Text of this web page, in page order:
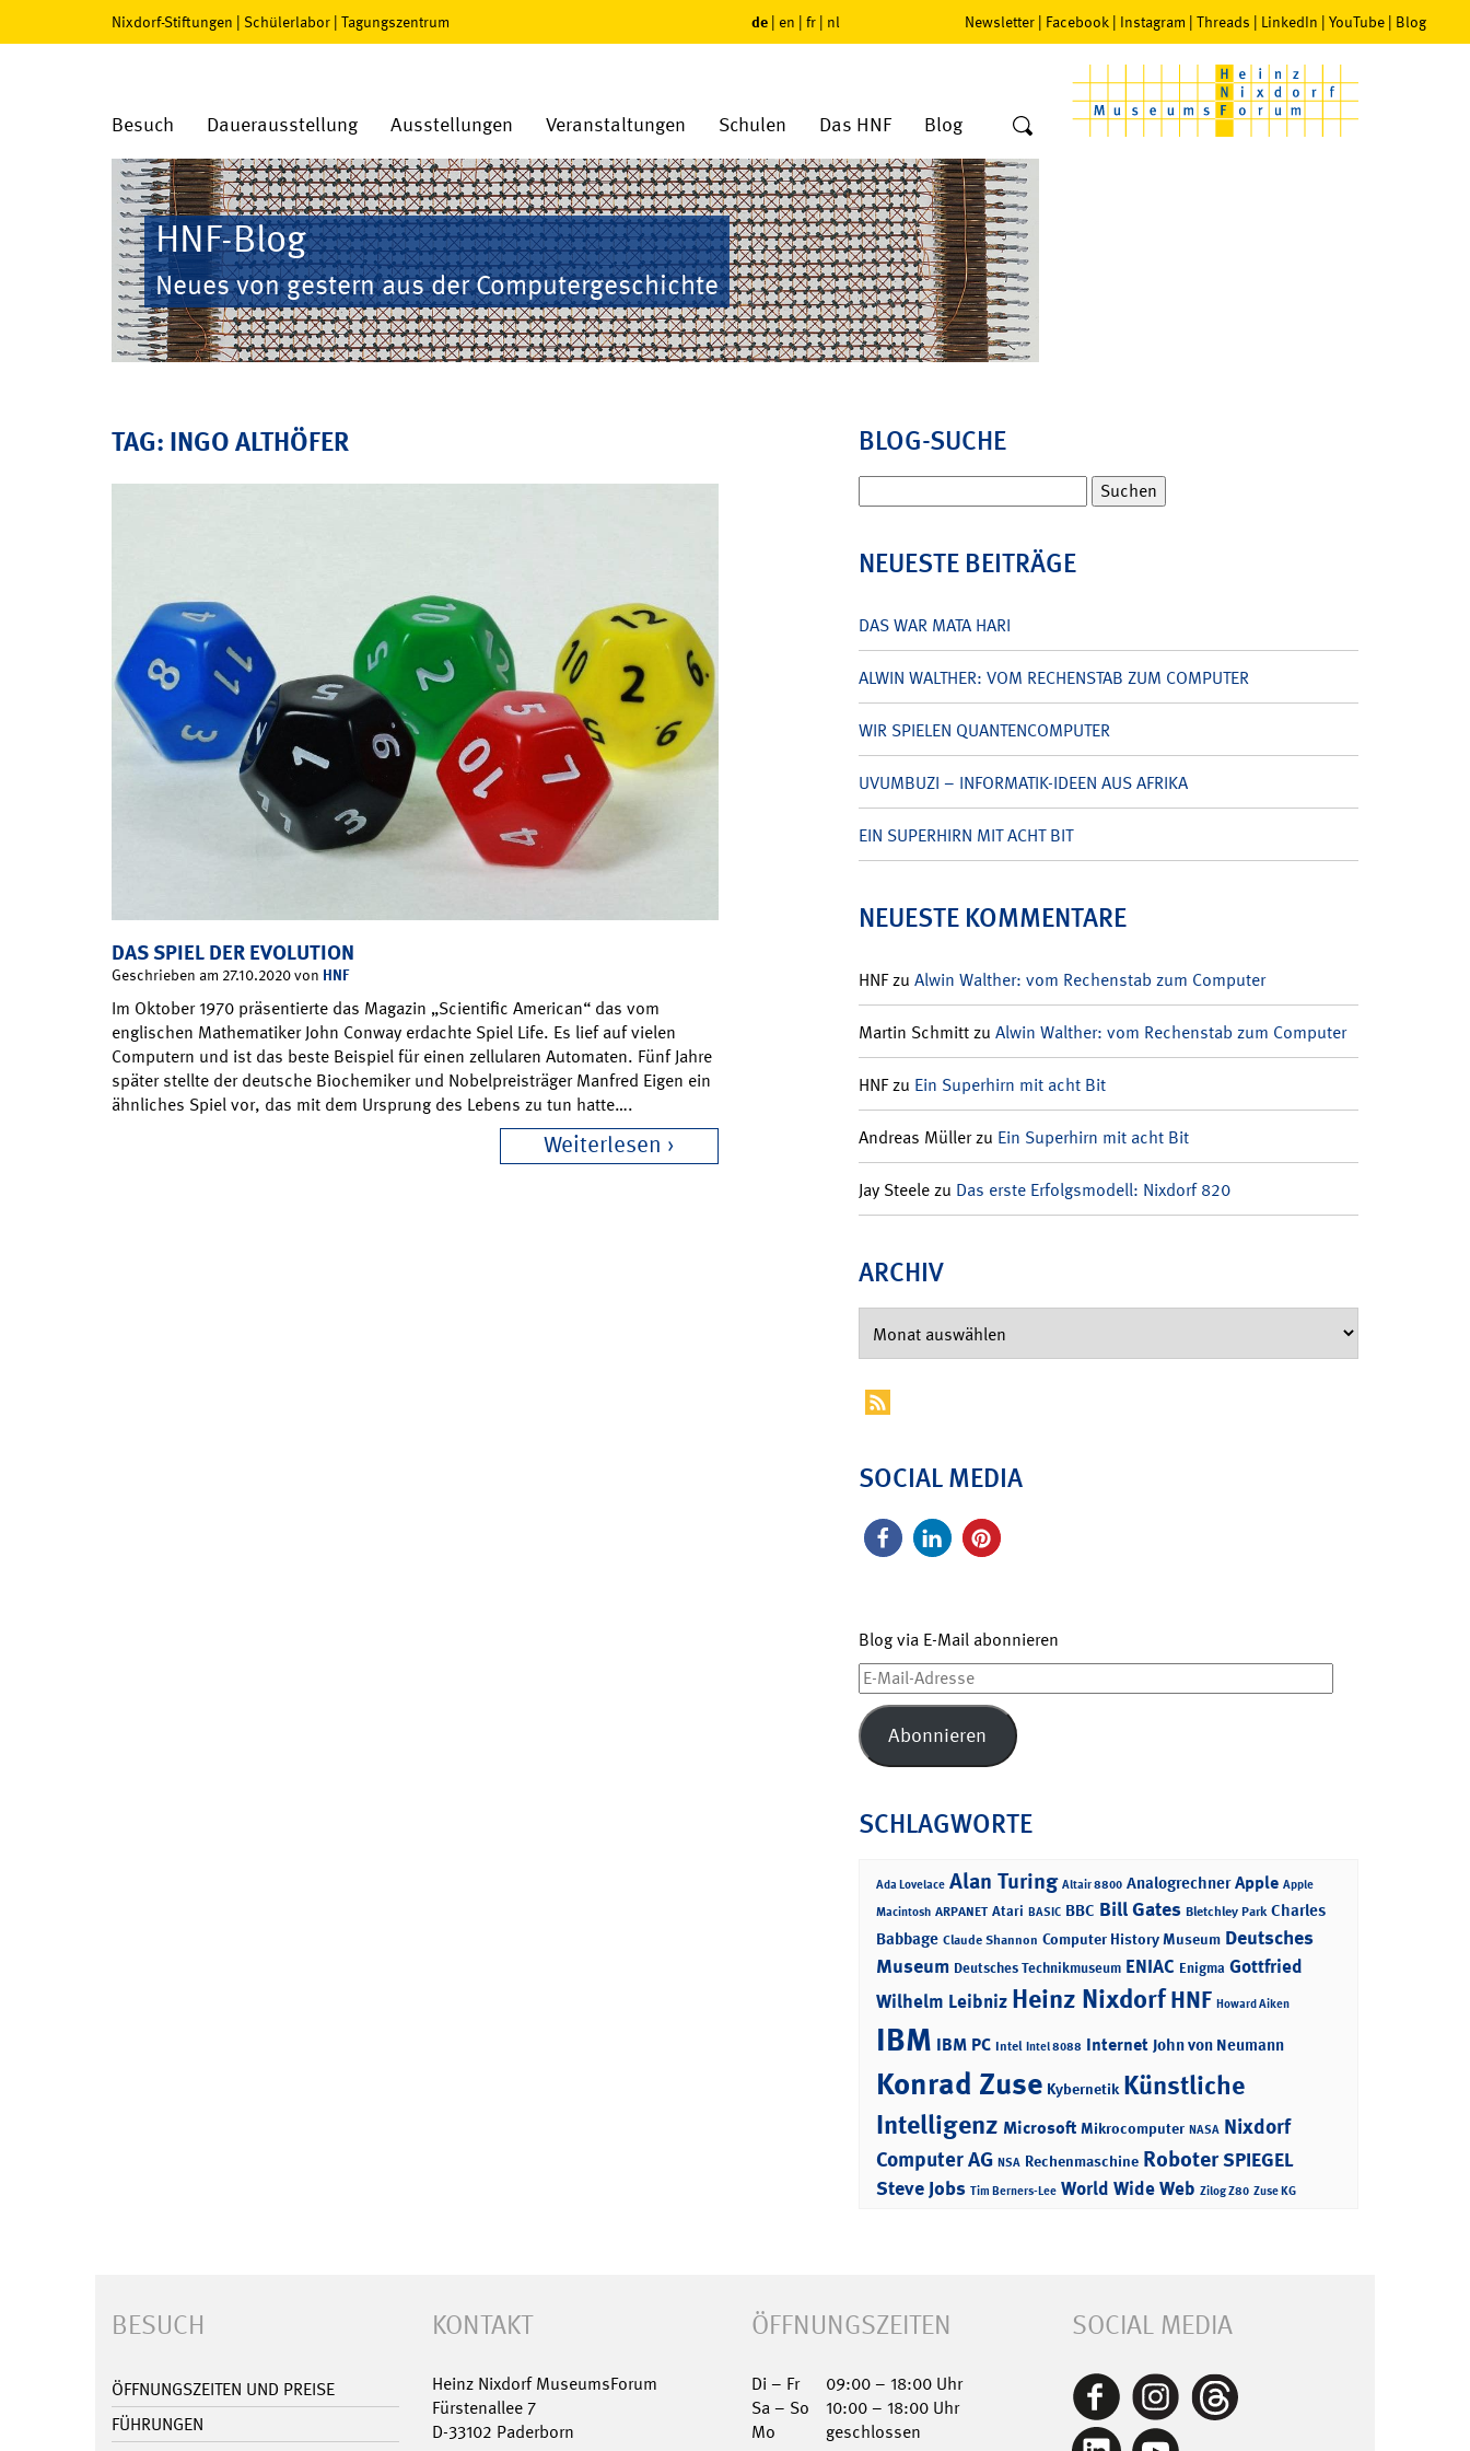
Nixdorf-Stiftungen | Schülerlabor | Tagungszentrum de | en | fr | nl Newsletter | Facebook | Instagram | Threads | LinkedIn | YouTube | Blog
Besuch Dauerausstellung Ausstellungen Veranstaltungen Schulen Das HNF Blog
HNF-Blog
Neues von gestern aus der Computergeschichte
TAG: INGO ALTHÖFER
DAS SPIEL DER EVOLUTION
Geschrieben am 27.10.2020 von HNF
Im Oktober 1970 präsentierte das Magazin „Scientific American“ das vom
englischen Mathematiker John Conway erdachte Spiel Life. Es lief auf vielen
Computern und ist das beste Beispiel für einen zellularen Automaten. Fünf Jahre
später stellte der deutsche Biochemiker und Nobelpreisträger Manfred Eigen ein
ähnliches Spiel vor, das mit dem Ursprung des Lebens zu tun hatte….
Weiterlesen
BLOG-SUCHE
nach:
NEUESTE BEITRÄGE
DAS WAR MATA HARI
ALWIN WALTHER: VOM RECHENSTAB ZUM COMPUTER
WIR SPIELEN QUANTENCOMPUTER
UVUMBUZI – INFORMATIK-IDEEN AUS AFRIKA
EIN SUPERHIRN MIT ACHT BIT
NEUESTE KOMMENTARE
HNFzu Alwin Walther: vom Rechenstab zum Computer
Martin Schmittzu Alwin Walther: vom Rechenstab zum Computer
HNFzu Ein Superhirn mit acht Bit
Andreas Müllerzu Ein Superhirn mit acht Bit
Jay Steelezu Das erste Erfolgsmodell: Nixdorf 820
ARCHIV
SOCIAL MEDIA
Blog via E-Mail abonnieren
E-
Mail-
Adresse
Abonnieren
SCHLAGWORTE
Ada Lovelace Alan Turing Altair 8800 Analogrechner Apple Apple
Macintosh ARPANET Atari BASIC BBC Bill Gates Bletchley Park Charles
Babbage Claude Shannon Computer History Museum Deutsches
Museum Deutsches Technikmuseum ENIAC Enigma Gottfried
Wilhelm Leibniz Heinz NixdorfHNF Howard Aiken
IBM IBM PC Intel Intel 8088 Internet John von Neumann
Konrad Zuse Kybernetik Künstliche
Intelligenz Microsoft Mikrocomputer NASA Nixdorf
Computer AG NSA Rechenmaschine RoboterSPIEGEL
Steve Jobs Tim Berners-Lee World Wide Web Zilog Z80 Zuse KG
BESUCH
ÖFFNUNGSZEITEN UND PREISE
FÜHRUNGEN
KONTAKT
Heinz Nixdorf MuseumsForum
Fürstenallee 7
D-33102 Paderborn
ÖFFNUNGSZEITEN
Di – Fr
09:00 – 18:00 Uhr
Sa – So
10:00 – 18:00 Uhr
Mo
geschlossen
SOCIAL MEDIA